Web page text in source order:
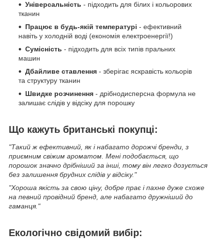
Універсальність - підходить для білих і кольорових
тканин
Працює в будь-якій температурі - ефективний
навіть у холодній воді (економія електроенергії!)
Сумісність - підходить для всіх типів пральних
машин
Дбайливе ставлення - зберігає яскравість кольорів
та структуру тканин
Швидке розчинення - дрібнодисперсна формула не
залишає слідів у відсіку для порошку
Що кажуть британські покупці:
"Такий ж ефективний, як і набагато дорожчі бренди, з
приємним свіжим ароматом. Мені подобається, що
порошок значно дрібніший за інші, тому він легко дозується
без залишення брудних слідів у відсіку."
"Хороша якість за свою ціну, добре прає і пахне дуже схоже
на певний провідний бренд, але набагато дружніший до
гаманця."
Екологічно свідомий вибір: